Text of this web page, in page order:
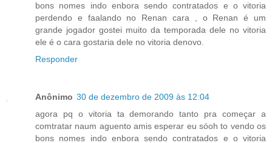
bons nomes indo enbora sendo contratados e o vitoria
perdendo e faalando no Renan cara , o Renan é um
grande jogador gostei muito da temporada dele no vitoria
ele é o cara gostaria dele no vitoria denovo.
Responder
Anônimo 30 de dezembro de 2009 às 12:04
agora pq o vitoria ta demorando tanto pra começar a
comtratar naum aguento amis esperar eu sóoh to vendo os
bons nomes indo enbora sendo contratados e o vitoria